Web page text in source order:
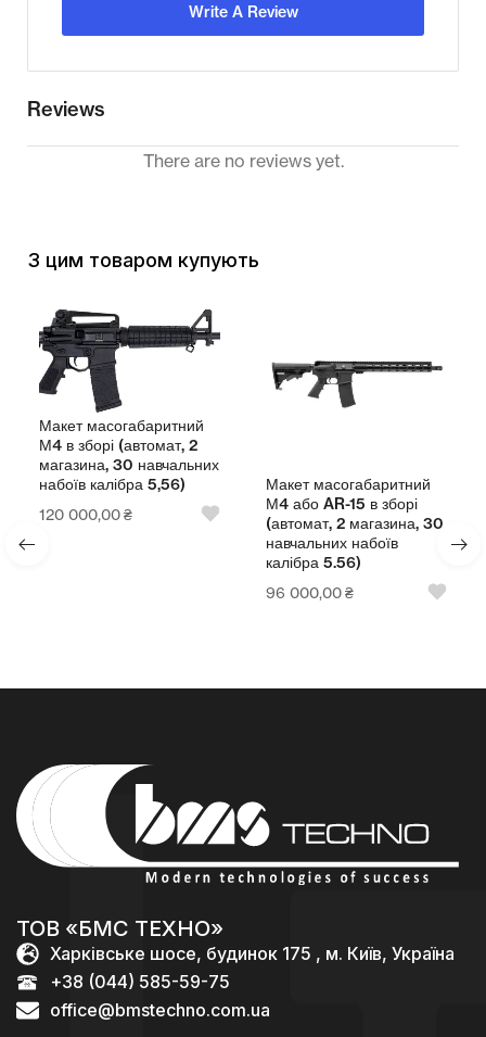
Write A Review
Reviews
There are no reviews yet.
З цим товаром купують
Макет масогабаритний
М4 в зборі (автомат, 2
магазина, 30 навчальних
набоїв калібра 5,56)
120 000,00₴
Макет масогабаритний
М4 або AR-15 в зборі
(автомат, 2 магазина, 30
навчальних набоїв
калібра 5.56)
96 000,00₴
ТОВ «БМС ТЕХНО»
Харківське шосе, будинок 175 , м. Київ, Україна
+38 (044) 585-59-75
office@bmstechno.com.ua